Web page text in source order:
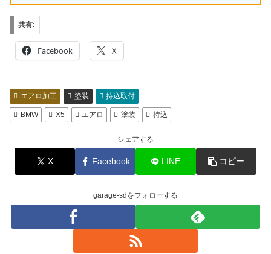
共有:
Facebook X
エアロ加工 塗装 持込取付
BMW X5 エアロ 塗装 持込
シェアする
X Facebook LINE コピー
garage-sdをフォローする